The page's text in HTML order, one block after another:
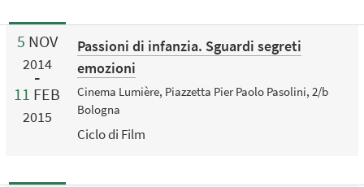
5 NOV
2014
11 FEB
2015
Passioni di infanzia. Sguardi segreti
emozioni
Cinema Lumière, Piazzetta Pier Paolo Pasolini, 2/b
Bologna
Ciclo di Film